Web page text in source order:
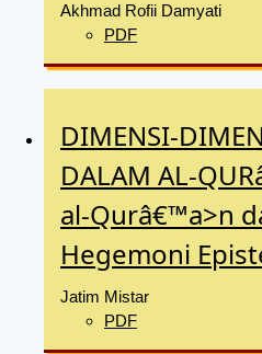
Akhmad Rofii Damyati
PDF
DIMENSI-
DALAM AL-
al-Qurâ€™a>n
Hegemoni
Jatim Mistar
PDF